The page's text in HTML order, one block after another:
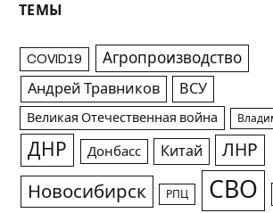
ТЕМЫ
COVID19 Агропроизводство
Андрей Травников ВСУ
Великая Отечественная война
ДНР Донбасс Китай ЛНР
Новосибирск РПЦ СВО